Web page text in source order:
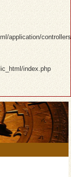
application/
index.php